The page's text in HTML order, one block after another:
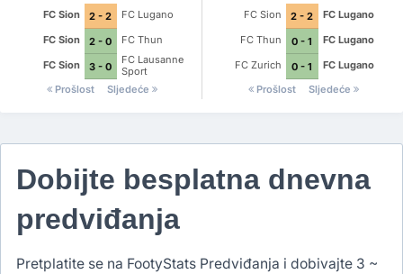
FC Sion 2 - 2
FC Lugano
FC Sion
2 - 0
FC Thun
FC Sion
3 - 0
FC Lausanne
Sport
Prošlost
Sljedeće
FC Sion 2 - 2
FC Lugano
FC Thun
0 - 1
FC Lugano
FC Zurich
0 - 1
FC Lugano
Prošlost
Sljedeće
Dobijte besplatna dnevna
predviđanja
Pretplatite se na FootyStats Predviđanja i dobivajte 3 ~